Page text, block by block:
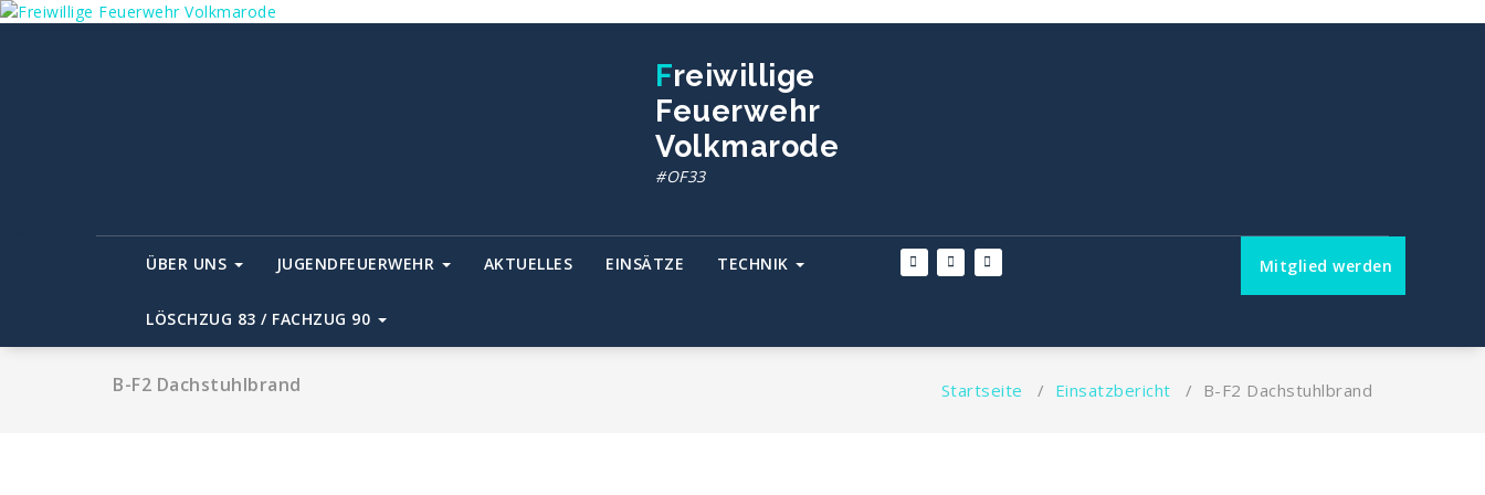
Zum
Freiwillige
Feuerwehr
Volkmarode
#OF33
ÜBER UNS JUGENDFEUERWEHR AKTUELLES EINSÄTZE TECHNIK
LÖSCHZUG 83 / FACHZUG 90
Mitglied werden
B-F2 Dachstuhlbrand Startseite / Einsatzbericht / B-F2 Dachstuhlbrand